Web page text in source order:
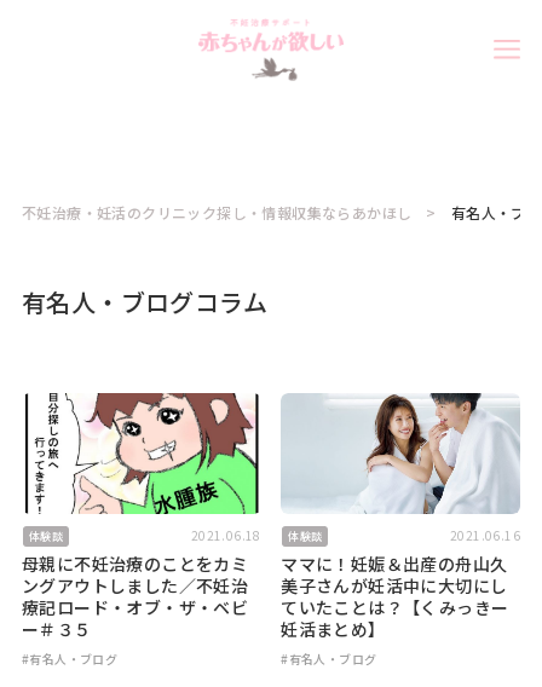
不妊治療・妊活のクリニック探し・情報収集ならあかほし 有名人・ブ
有名人・ブログコラム
体験談 2021.06.18
母親に不妊治療のことをカミ
ングアウトしました／不妊治
療記ロード・オブ・ザ・ベビ
ー＃３５
#有名人・ブログ
体験談 2021.06.16
ママに！妊娠＆出産の舟山久
美子さんが妊活中に大切にし
ていたことは？【くみっきー
妊活まとめ】
#有名人・ブログ